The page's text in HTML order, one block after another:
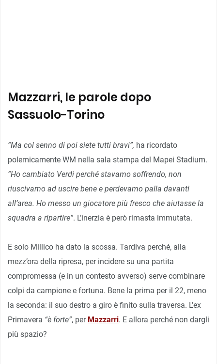
Mazzarri, le parole dopo
Sassuolo-Torino
“Ma col senno di poi siete tutti bravi”, ha ricordato
polemicamente WM nella sala stampa del Mapei Stadium.
“Ho cambiato Verdi perché stavamo soffrendo, non
riuscivamo ad uscire bene e perdevamo palla davanti
all’area. Ho messo un giocatore più fresco che aiutasse la
squadra a ripartire”. L’inerzia è però rimasta immutata.
E solo Millico ha dato la scossa. Tardiva perché, alla
mezz’ora della ripresa, per incidere su una partita
compromessa (e in un contesto avverso) serve combinare
colpi da campione e fortuna. Bene la prima per il 22, meno
la seconda: il suo destro a giro è finito sulla traversa. L’ex
Primavera “è forte”, per Mazzarri. E allora perché non dargli
più spazio?